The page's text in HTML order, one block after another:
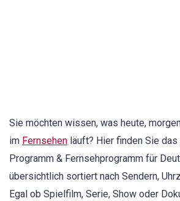
Sie möchten wissen, was heute,
im Fernsehen läuft? Hier finden Sie
Programm & Fernsehprogramm für
übersichtlich sortiert nach Sendern,
Egal ob Spielfilm, Serie, Show oder